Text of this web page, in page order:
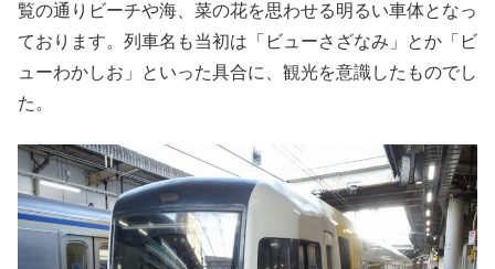
覧の通りビーチや海、菜の花を思わせる明るい車体となっ
ております。列車名も当初は「ビューさざなみ」とか「ビ
ューわかしお」といった具合に、観光を意識したものでし
た。